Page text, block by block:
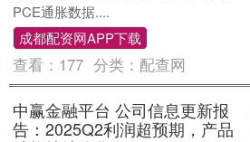
PCE通胀数据....
成都配资网APP下载
查看： 177 分类： 配查网
中赢金融平台 公司信息更新报
告：2025Q2利润超预期，产品